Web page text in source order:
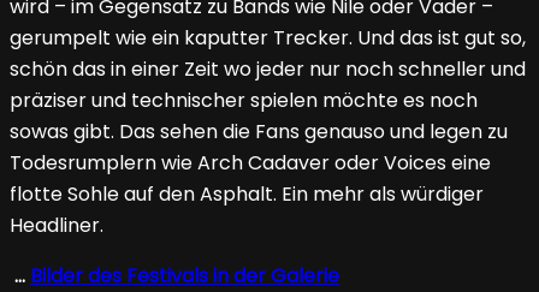
wird – im Gegensatz zu Bands wie Nile oder Vader –
gerumpelt wie ein kaputter Trecker. Und das ist gut so,
schön das in einer Zeit wo jeder nur noch schneller und
präziser und technischer spielen möchte es noch
sowas gibt. Das sehen die Fans genauso und legen zu
Todesrumplern wie Arch Cadaver oder Voices eine
flotte Sohle auf den Asphalt. Ein mehr als würdiger
Headliner.
… Bilder des Festivals in der Galerie